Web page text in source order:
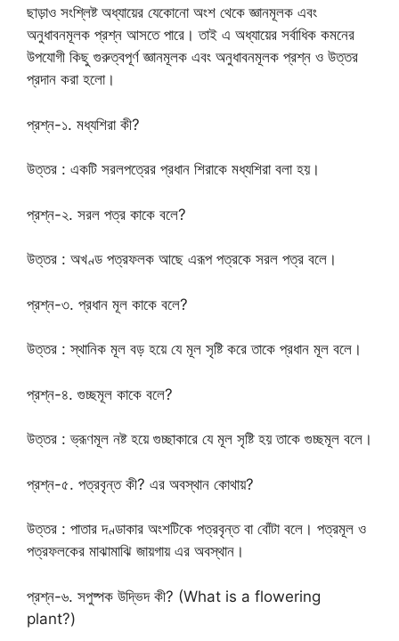
ছাড়াও সংশ্লিষ্ট অধ্যায়ের যেকোনো অংশ থেকে জ্ঞানমূলক এবং
অনুধাবনমূলক প্রশ্ন আসতে পারে। তাই এ অধ্যায়ের সর্বাধিক কমনের
উপযোগী কিছু গুরুত্বপূর্ণ জ্ঞানমূলক এবং অনুধাবনমূলক প্রশ্ন ও উত্তর
প্রদান করা হলো।
প্রশ্ন-১. মধ্যশিরা কী?
উত্তর : একটি সরলপত্রের প্রধান শিরাকে মধ্যশিরা বলা হয়।
প্রশ্ন-২. সরল পত্র কাকে বলে?
উত্তর : অখণ্ড পত্রফলক আছে এরূপ পত্রকে সরল পত্র বলে।
প্রশ্ন-৩. প্রধান মূল কাকে বলে?
উত্তর : স্থানিক মূল বড় হয়ে যে মূল সৃষ্টি করে তাকে প্রধান মূল বলে।
প্রশ্ন-৪. গুচ্ছমূল কাকে বলে?
উত্তর : ভ্রূণমূল নষ্ট হয়ে গুচ্ছাকারে যে মূল সৃষ্টি হয় তাকে গুচ্ছমূল বলে।
প্রশ্ন-৫. পত্রবৃন্ত কী? এর অবস্থান কোথায়?
উত্তর : পাতার দণ্ডাকার অংশটিকে পত্রবৃন্ত বা বোঁটা বলে। পত্রমূল ও
পত্রফলকের মাঝামাঝি জায়গায় এর অবস্থান।
প্রশ্ন-৬. সপুষ্পক উদ্ভিদ কী? (What is a flowering
plant?)